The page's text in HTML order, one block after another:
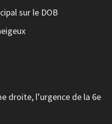
sur le DOB
droite, l’urgence de la 6e